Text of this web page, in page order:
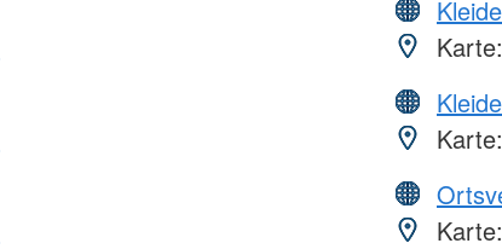
Karte:
Karte:
Karte: